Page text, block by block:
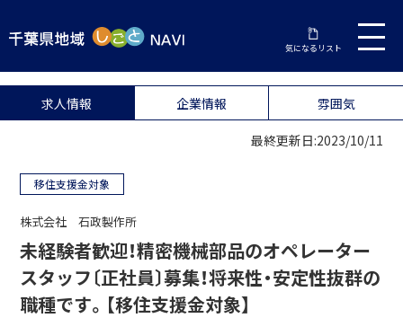
気になるリスト
求人情報 企業情報 雰囲気
最終更新日:2023/10/11
移住支援金対象
株式会社 石政製作所
未経験者歓迎！精密機械部品のオペレーター
スタッフ〔正社員〕募集！将来性・安定性抜群の
職種です。【移住支援金対象】